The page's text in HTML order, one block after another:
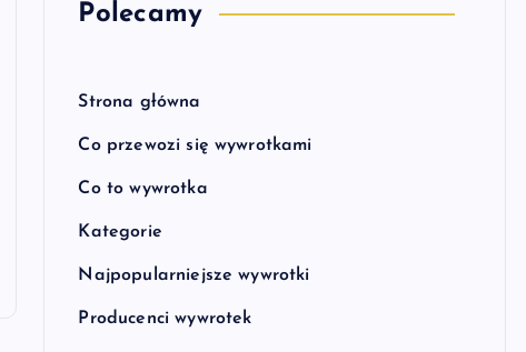
Polecamy
Strona główna
Co przewozi się wywrotkami
Co to wywrotka
Kategorie
Najpopularniejsze wywrotki
Producenci wywrotek